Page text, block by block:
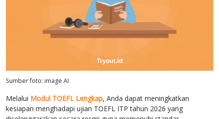
Sumber foto: image AI
Melalui Modul TOEFL Lengkap, Anda dapat meningkatkan
kesiapan menghadapi ujian TOEFL ITP tahun 2026 yang